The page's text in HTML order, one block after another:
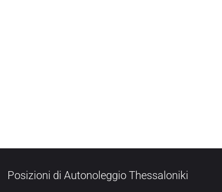
Posizioni di Autonoleggio Thessaloniki